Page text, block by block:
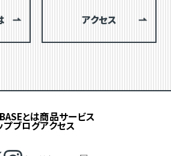
アクセス
とは商品サービス
プブログアクセス